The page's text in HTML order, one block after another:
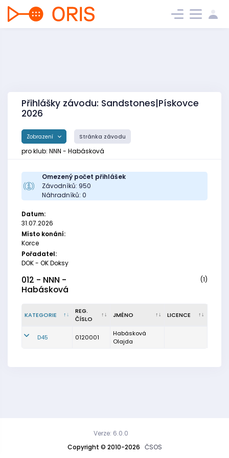
Přihlášky závodu: Sandstones|Pískovce
2026
Zobrazení Stránka závodu
pro klub: NNN - Habásková
Omezený počet přihlášek
Závodníků: 950
Náhradníků: 0
Datum:
31.07.2026
Místo konání:
Korce
Pořadatel:
DOK - OK Doksy
012 - NNN -
Habásková
(1)
KATEGORIE
REG.
ČÍSLO
JMÉNO LICENCE
D45 0120001
Habásková
Olajda
Copyright © 2010-2026 ČSOS
Verze: 6.0.0